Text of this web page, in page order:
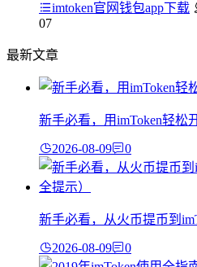
imtoken官网钱包app下载
07
最新文章
新手必看，用imToken轻松
2026-08-09 0
新手必看，从火币提币到
2026-08-09 0